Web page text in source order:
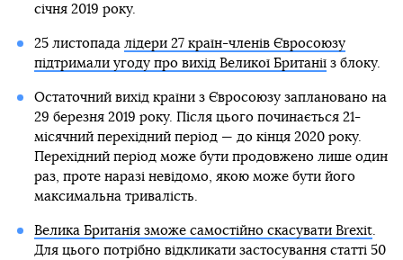
січня 2019 року.
25 листопада лідери 27 країн-членів Євросоюзу
підтримали угоду про вихід Великої Британіїз блоку.
Остаточний вихід країни з Євросоюзу заплановано на
29 березня 2019 року. Після цього починається 21-
місячний перехідний період — до кінця 2020 року.
Перехідний період може бути продовжено лише один
раз, проте наразі невідомо, якою може бути його
максимальна тривалість.
Велика Британія зможе самостійно скасувати Brexit.
Для цього потрібно відкликати застосування статті 50